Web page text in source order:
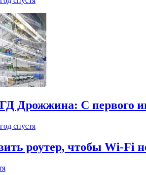
Дрожжина: С первого
спустя
роутер, чтобы Wi-Fi